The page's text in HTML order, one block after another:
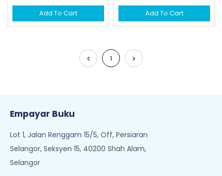
Add To Cart Add To Cart
1
Empayar Buku
Lot 1, Jalan Renggam 15/5, Off, Persiaran
Selangor, Seksyen 15, 40200 Shah Alam,
Selangor